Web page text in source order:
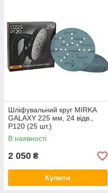
Шліфувальний круг MIRKA
GALAXY 225 мм, 24 відв.,
P120 (25 шт.)
В наявності
2 050 ₴
Купити